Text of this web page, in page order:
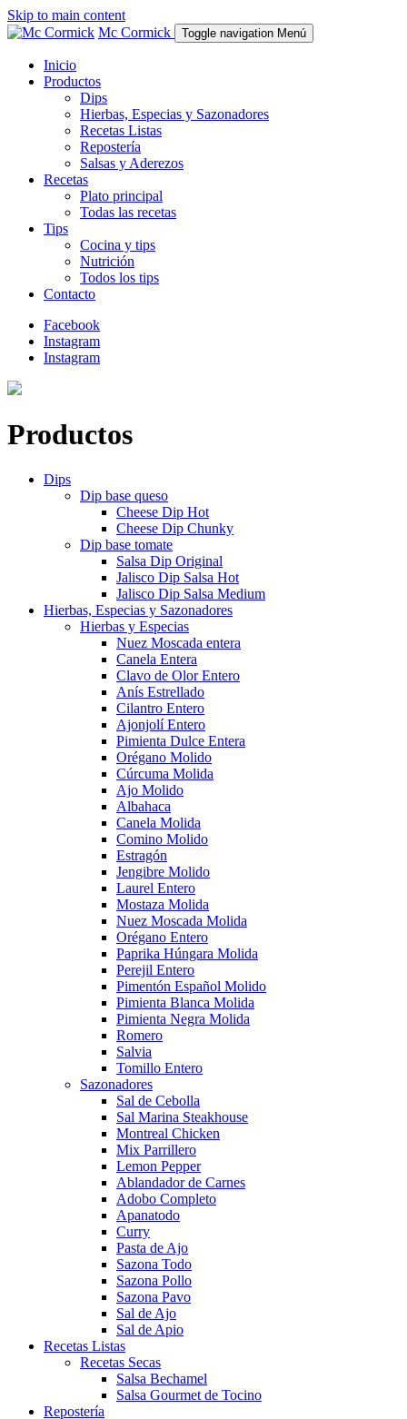
Skip to main content
Mc Cormick
Toggle navigation Menú
Inicio
Productos
Dips
Hierbas, Especias y Sazonadores
Recetas Listas
Repostería
Salsas y Aderezos
Recetas
Plato principal
Todas las recetas
Tips
Cocina y tips
Nutrición
Todos los tips
Contacto
Facebook
Instagram
Instagram
Productos
Dips
Dip base queso
Cheese Dip Hot
Cheese Dip Chunky
Dip base tomate
Salsa Dip Original
Jalisco Dip Salsa Hot
Jalisco Dip Salsa Medium
Hierbas, Especias y Sazonadores
Hierbas y Especias
Nuez Moscada entera
Canela Entera
Clavo de Olor Entero
Anís Estrellado
Cilantro Entero
Ajonjolí Entero
Pimienta Dulce Entera
Orégano Molido
Cúrcuma Molida
Ajo Molido
Albahaca
Canela Molida
Comino Molido
Estragón
Jengibre Molido
Laurel Entero
Mostaza Molida
Nuez Moscada Molida
Orégano Entero
Paprika Húngara Molida
Perejil Entero
Pimentón Español Molido
Pimienta Blanca Molida
Pimienta Negra Molida
Romero
Salvia
Tomillo Entero
Sazonadores
Sal de Cebolla
Sal Marina Steakhouse
Montreal Chicken
Mix Parrillero
Lemon Pepper
Ablandador de Carnes
Adobo Completo
Apanatodo
Curry
Pasta de Ajo
Sazona Todo
Sazona Pollo
Sazona Pavo
Sal de Ajo
Sal de Apio
Recetas Listas
Recetas Secas
Salsa Bechamel
Salsa Gourmet de Tocino
Repostería